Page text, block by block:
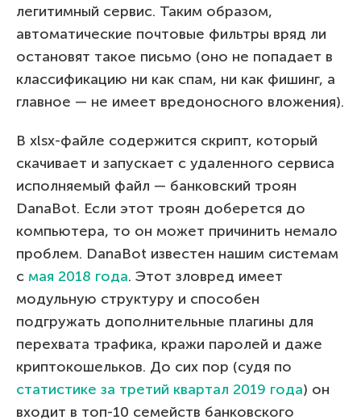
легитимный сервис. Таким образом,
автоматические почтовые фильтры вряд ли
остановят такое письмо (оно не попадает в
классификацию ни как спам, ни как фишинг, а
главное — не имеет вредоносного вложения).
В xlsx-файле содержится скрипт, который
скачивает и запускает с удаленного сервиса
исполняемый файл — банковский троян
DanaBot. Если этот троян доберется до
компьютера, то он может причинить немало
проблем. DanaBot известен нашим системам
с мая 2018 года. Этот зловред имеет
модульную структуру и способен
подгружать дополнительные плагины для
перехвата трафика, кражи паролей и даже
криптокошельков. До сих пор (судя по
статистике за третий квартал 2019 года) он
входит в топ-10 семейств банковского